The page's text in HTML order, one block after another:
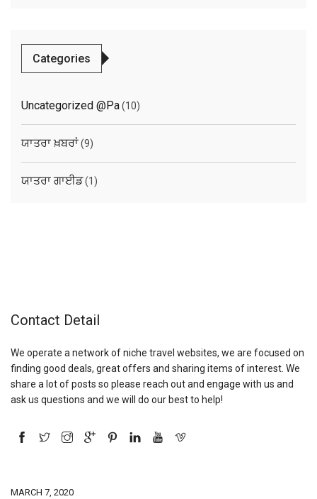
Categories
Uncategorized @pa(10)
ਯਾਤਰਾ ਖ਼ਬਰਾਂ(9)
ਯਾਤਰਾ ਗਾਈਡ(1)
Contact Detail
We operate a network of niche travel websites, we are focused on
finding good deals, great offers and sharing items of interest. We
share a lot of posts so please reach out and engage with us and
ask us questions and we will do our best to help!
MARCH 7, 2020